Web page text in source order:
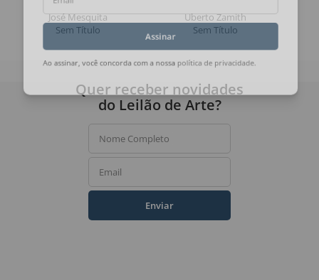
José Mesquita
Sem Título
Uberto Zamith
Sem Título
Email
Assinar
Quer receber novidades
do Leilão de Arte?
Nome Completo
Email
Enviar